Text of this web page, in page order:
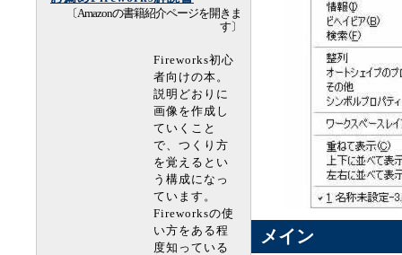
メイン
〔Amazonの書籍紹介ページを開きま
す〕
Fireworks初心
者向けの本。
説明どおりに
画像を作成し
ていくこと
で、つくり方
を覚えるとい
う構成になっ
ています。
Fireworksの使
い方をある程
度知っている